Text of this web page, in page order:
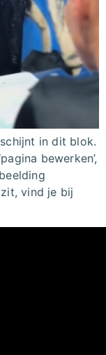
in dit blok.
bewerken’,
vind je bij